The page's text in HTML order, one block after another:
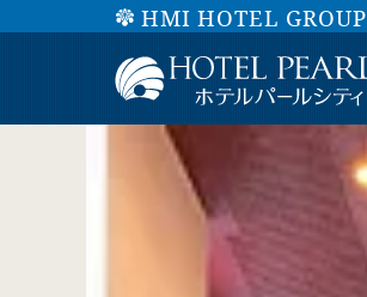
HMI HOTEL GROUP